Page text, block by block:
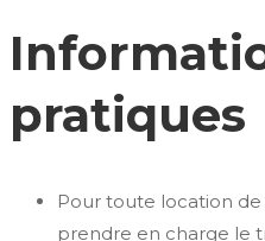
pratiques
Pour toute location
prendre en charge le